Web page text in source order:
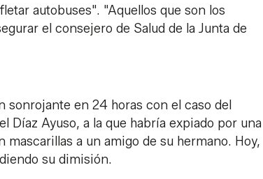
autobuses". "Aquellos que son los
el consejero de Salud de la Junta de
sonrojante en 24 horas con el caso del
Díaz Ayuso, a la que habría expiado por una
a un amigo de su hermano. Hoy,
su dimisión.